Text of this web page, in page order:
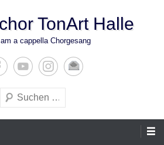
TonArt Halle
a cappella Chorgesang
Suchen